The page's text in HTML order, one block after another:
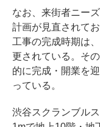
なお、来街者ニー
計画が見直されて
工事の完成時期は
更されている。そ
的に完成・開業を
っている。
渋谷スクランブル